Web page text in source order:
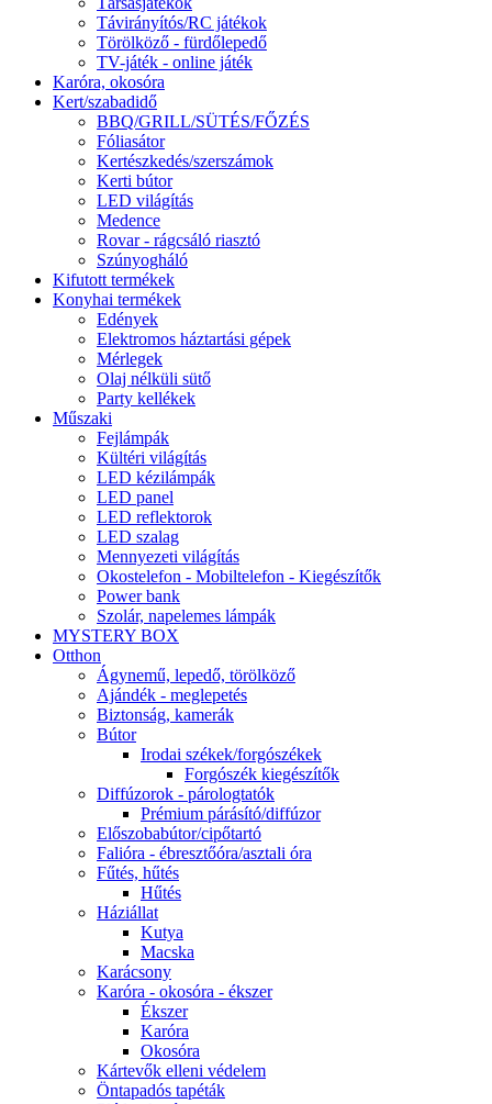
Távirányítós/RC játékok
Törölköző - fürdőlepedő
TV-játék - online játék
Karóra, okosóra
Kert/szabadidő
BBQ/GRILL/SÜTÉS/FŐZÉS
Fóliasátor
Kertészkedés/szerszámok
Kerti bútor
LED világítás
Medence
Rovar - rágcsáló riasztó
Szúnyogháló
Kifutott termékek
Konyhai termékek
Edények
Elektromos háztartási gépek
Mérlegek
Olaj nélküli sütő
Party kellékek
Műszaki
Fejlámpák
Kültéri világítás
LED kézilámpák
LED panel
LED reflektorok
LED szalag
Mennyezeti világítás
Okostelefon - Mobiltelefon - Kiegészítők
Power bank
Szolár, napelemes lámpák
MYSTERY BOX
Otthon
Ágynemű, lepedő, törölköző
Ajándék - meglepetés
Biztonság, kamerák
Bútor
Irodai székek/forgószékek
Forgószék kiegészítők
Diffúzorok - párologtatók
Prémium párásító/diffúzor
Előszobabútor/cipőtartó
Falióra - ébresztőóra/asztali óra
Fűtés, hűtés
Hűtés
Háziállat
Kutya
Macska
Karácsony
Karóra - okosóra - ékszer
Ékszer
Karóra
Okosóra
Kártevők elleni védelem
Öntapadós tapéták